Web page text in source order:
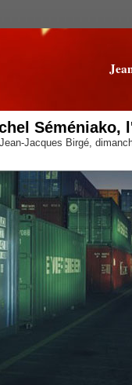
Séméniako,
Jacques Birgé,